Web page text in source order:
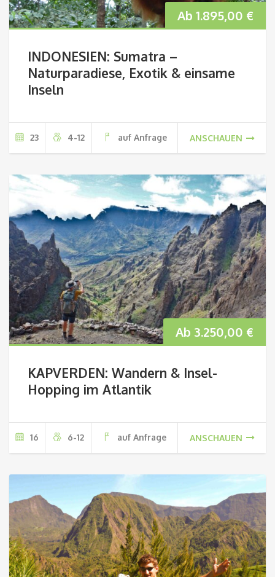
Ab 1.895,00 €
INDONESIEN: Sumatra –
Naturparadiese, Exotik & einsame
Inseln
23 4-12 auf Anfrage ANSCHAUEN
Ab 3.250,00 €
KAPVERDEN: Wandern & Insel-
Hopping im Atlantik
16 6-12 auf Anfrage ANSCHAUEN